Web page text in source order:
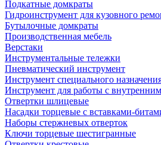
Подкатные домкраты
Гидроинструмент для кузовного
Бутылочные домкраты
Производственная мебель
Верстаки
Инструментальные тележки
Пневматический инструмент
Инструмент специального
Инструмент для работы с
Отвертки шлицевые
Насадки торцевые с вставками-
Наборы стержневых отверток
Ключи торцевые шестигранные